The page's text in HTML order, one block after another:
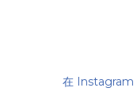
在 Instagram